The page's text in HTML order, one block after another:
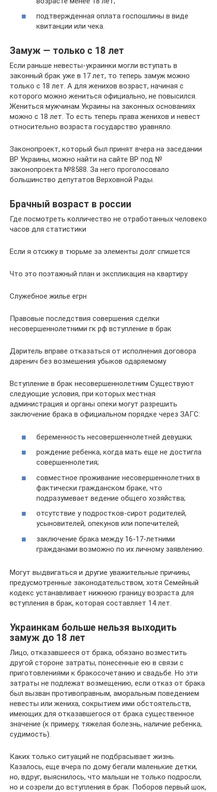
подтвержденная оплата госпошлины в виде
квитанции или чека.
Замуж — только с 18 лет
Если раньше невесты-украинки могли вступать в
законный брак уже в 17 лет, то теперь замуж можно
только с 18 лет. А для женихов возраст, начиная с
которого можно жениться официально, не повысился.
Жениться мужчинам Украины на законных основаниях
можно с 18 лет. То есть теперь права женихов и невест
относительно возраста государство уравняло.
Законопроект, который был принят вчера на заседании
ВР Украины, можно найти на сайте ВР под №
законопроекта №8588. За него проголосовало
большинство депутатов Верховной Рады.
Брачный возраст в россии
Где посмотреть колличество не отработанных человеко
часов для статистики
Если я отсижу в тюрьме за элементы долг спишется
Что это поэтажный план и экспликация на квартиру
Служебное жилье егрн
Правовые последствия совершения сделки
несовершеннолетними гк рф вступление в брак
Даритель вправе отказаться от исполнения договора
даренич без возмешения убыков одаряемому
Вступление в брак несовершеннолетним Существуют
следующие условия, при которых местная
администрация и органы опеки могут разрешить
заключение брака в официальном порядке через ЗАГС:
беременность несовершеннолетней девушки;
рождение ребенка, когда мать еще не достигла
совершеннолетия;
совместное проживание несовершеннолетних в
фактически гражданском браке, что
подразумевает ведение общего хозяйства;
отсутствие у подростков-сирот родителей,
усыновителей, опекунов или попечителей;
заключение брака между 16-17-летними
гражданами возможно по их личному заявлению.
Могут выдвигаться и другие уважительные причины,
предусмотренные законодательством, хотя Семейный
кодекс устанавливает нижнюю границу возраста для
вступления в брак, которая составляет 14 лет.
Украинкам больше нельзя выходить
замуж до 18 лет
Лицо, отказавшееся от брака, обязано возместить
другой стороне затраты, понесенные ею в связи с
приготовлениями к бракосочетанию и свадьбе. Но эти
затраты не подлежат возмещению, если отказ от брака
был вызван противоправным, аморальным поведением
невесты или жениха, сокрытием ими обстоятельств,
имеющих для отказавшегося от брака существенное
значение (к примеру, тяжелая болезнь, наличие ребенка,
судимость).
Каких только ситуаций не подбрасывает жизнь.
Казалось, еще вчера по дому бегали маленькие детки,
но, вдруг, выяснилось, что малыши не только подросли,
но и созрели до вступления в брак. Поборов первый шок,